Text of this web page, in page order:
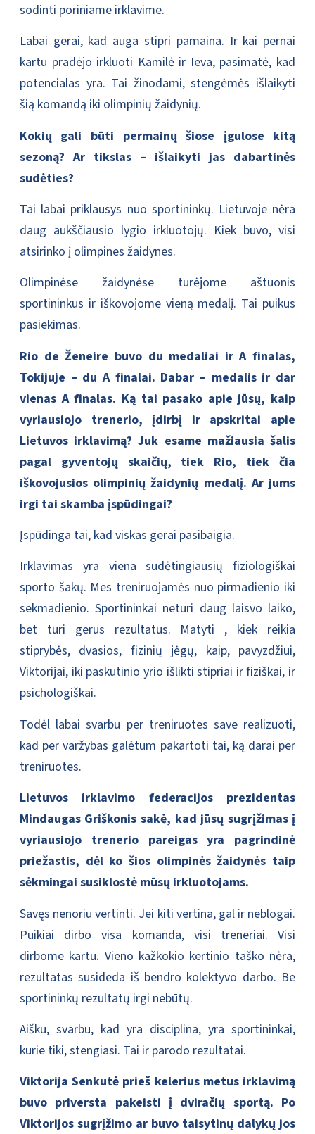
sodinti poriniame irklavime.
Labai gerai, kad auga stipri pamaina. Ir kai pernai
kartu pradėjo irkluoti Kamilė ir Ieva, pasimatė, kad
potencialas yra. Tai žinodami, stengėmės išlaikyti
šią komandą iki olimpinių žaidynių.
Kokių gali būti permainų šiose įgulose kitą
sezoną? Ar tikslas – išlaikyti jas dabartinės
sudėties?
Tai labai priklausys nuo sportininkų. Lietuvoje nėra
daug aukščiausio lygio irkluotojų. Kiek buvo, visi
atsirinko į olimpines žaidynes.
Olimpinėse žaidynėse turėjome aštuonis
sportininkus ir iškovojome vieną medalį. Tai puikus
pasiekimas.
Rio de Ženeire buvo du medaliai ir A finalas,
Tokijuje – du A finalai. Dabar – medalis ir dar
vienas A finalas. Ką tai pasako apie jūsų, kaip
vyriausiojo trenerio, įdirbį ir apskritai apie
Lietuvos irklavimą? Juk esame mažiausia šalis
pagal gyventojų skaičių, tiek Rio, tiek čia
iškovojusios olimpinių žaidynių medalį. Ar jums
irgi tai skamba įspūdingai?
Įspūdinga tai, kad viskas gerai pasibaigia.
Irklavimas yra viena sudėtingiausių fiziologiškai
sporto šakų. Mes treniruojamės nuo pirmadienio iki
sekmadienio. Sportininkai neturi daug laisvo laiko,
bet turi gerus rezultatus. Matyti , kiek reikia
stiprybės, dvasios, fizinių jėgų, kaip, pavyzdžiui,
Viktorijai, iki paskutinio yrio išlikti stipriai ir fiziškai, ir
psichologiškai.
Todėl labai svarbu per treniruotes save realizuoti,
kad per varžybas galėtum pakartoti tai, ką darai per
treniruotes.
Lietuvos irklavimo federacijos prezidentas
Mindaugas Griškonis sakė, kad jūsų sugrįžimas į
vyriausiojo trenerio pareigas yra pagrindinė
priežastis, dėl ko šios olimpinės žaidynės taip
sėkmingai susiklostė mūsų irkluotojams.
Savęs nenoriu vertinti. Jei kiti vertina, gal ir neblogai.
Puikiai dirbo visa komanda, visi treneriai. Visi
dirbome kartu. Vieno kažkokio kertinio taško nėra,
rezultatas susideda iš bendro kolektyvo darbo. Be
sportininkų rezultatų irgi nebūtų.
Aišku, svarbu, kad yra disciplina, yra sportininkai,
kurie tiki, stengiasi. Tai ir parodo rezultatai.
Viktorija Senkutė prieš kelerius metus irklavimą
buvo priversta pakeisti į dviračių sportą. Po
Viktorijos sugrįžimo ar buvo taisytinų dalykų jos